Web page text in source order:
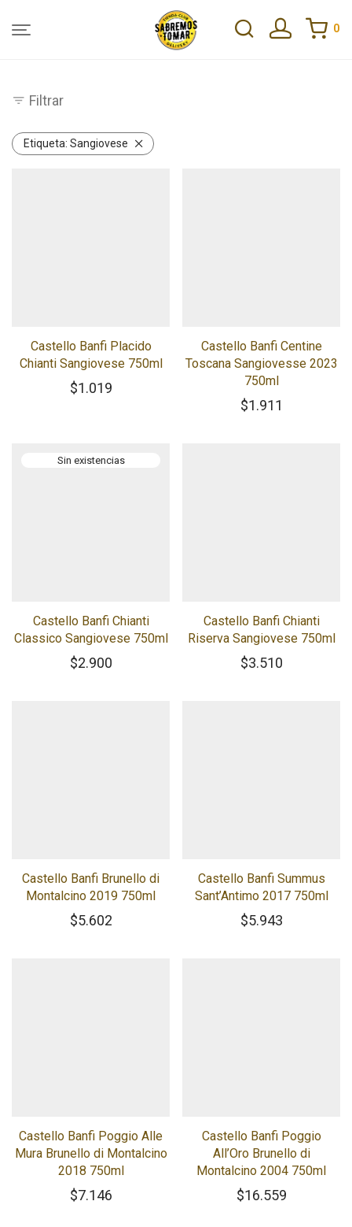
0
Filtrar
Etiqueta: Sangiovese
Castello Banfi Placido
Chianti Sangiovese 750ml
$1.019
Castello Banfi Centine
Toscana Sangiovesse 2023
750ml
$1.911
Castello Banfi Chianti
Classico Sangiovese 750ml
$2.900
Castello Banfi Chianti
Riserva Sangiovese 750ml
$3.510
Castello Banfi Brunello di
Montalcino 2019 750ml
$5.602
Castello Banfi Summus
Sant’Antimo 2017 750ml
$5.943
Castello Banfi Poggio Alle
Mura Brunello di Montalcino
2018 750ml
$7.146
Castello Banfi Poggio
All’Oro Brunello di
Montalcino 2004 750ml
$16.559